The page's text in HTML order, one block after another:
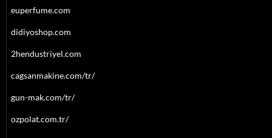
euperfume.com
didiyoshop.com
2hendustriyel.com
cagsanmakine.com/tr/
gun-mak.com/tr/
ozpolat.com.tr/